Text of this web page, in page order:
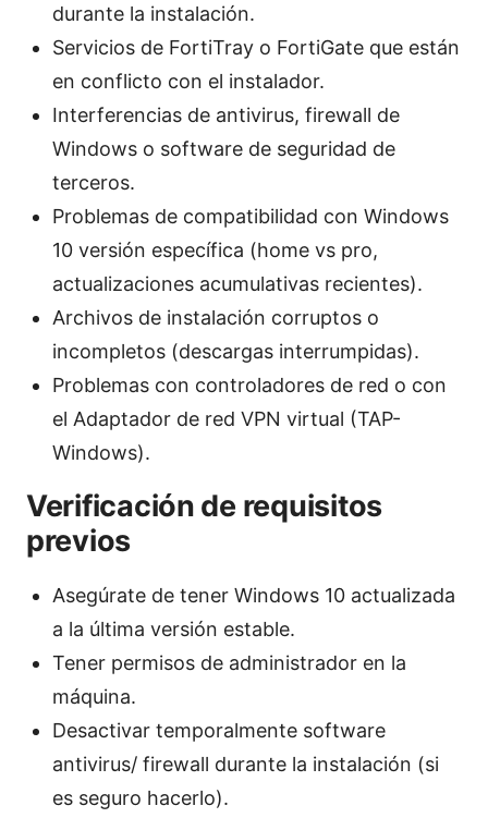
durante la instalación.
Servicios de FortiTray o FortiGate que están
en conflicto con el instalador.
Interferencias de antivirus, firewall de
Windows o software de seguridad de
terceros.
Problemas de compatibilidad con Windows
10 versión específica (home vs pro,
actualizaciones acumulativas recientes).
Archivos de instalación corruptos o
incompletos (descargas interrumpidas).
Problemas con controladores de red o con
el Adaptador de red VPN virtual (TAP-
Windows).
Verificación de requisitos
previos
Asegúrate de tener Windows 10 actualizada
a la última versión estable.
Tener permisos de administrador en la
máquina.
Desactivar temporalmente software
antivirus/ firewall durante la instalación (si
es seguro hacerlo).